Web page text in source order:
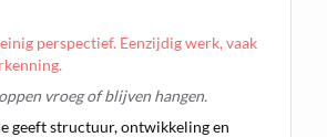
perspectief. Eenzijdig werk, vaak
vroeg of blijven hangen.
geeft structuur, ontwikkeling en